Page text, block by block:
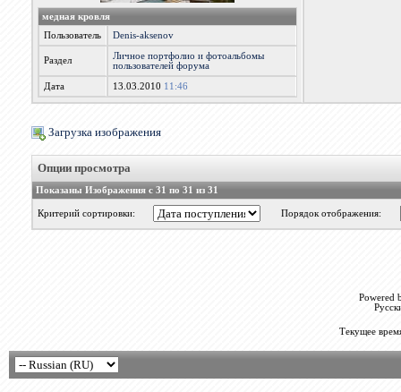
медная кровля
Пользователь
Denis-aksenov
Раздел
Личное портфолио и фотоальбомы
пользователей форума
Дата 13.03.2010 11:46
Загрузка изображения
Опции просмотра
Показаны Изображения с 31 по 31 из 31
Критерий сортировки: Порядок отображения:
Powered
Текущее